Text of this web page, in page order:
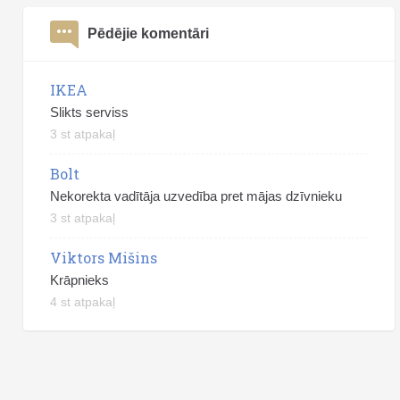
Pēdējie komentāri
IKEA
Slikts serviss
3 st atpakaļ
Bolt
Nekorekta vadītāja uzvedība pret mājas dzīvnieku
3 st atpakaļ
Viktors Mišins
Krāpnieks
4 st atpakaļ